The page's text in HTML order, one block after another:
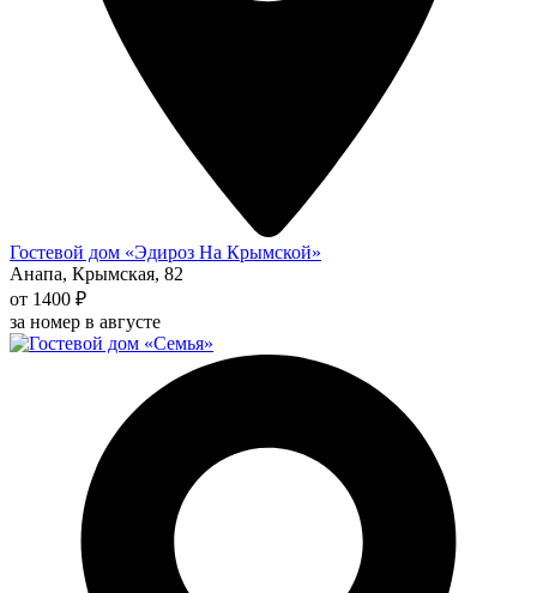
Гостевой дом «Эдироз На Крымской»
Анапа, Крымская, 82
от 1400 ₽
за номер в августе